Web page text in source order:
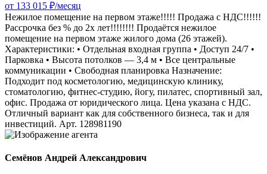
от 133 015 ₽/месяц
Нежилое помещение на первом этаже!!!!! Продажа с НДС!!!!!!
Рассрочка без % до 2х лет!!!!!!!! Продаётся нежилое
помещение на первом этаже жилого дома (26 этажей).
Характеристики: • Отдельная входная группа • Доступ 24/7 •
Парковка • Высота потолков — 3,4 м • Все центральные
коммуникации • Свободная планировка Назначение:
Подходит под косметологию, медицинскую клинику,
стоматологию, фитнес-студию, йогу, пилатес, спортивный зал,
офис. Продажа от юридического лица. Цена указана с НДС.
Отличный вариант как для собственного бизнеса, так и для
инвестиций. Арт. 128981190
Семёнов Андрей Александрович